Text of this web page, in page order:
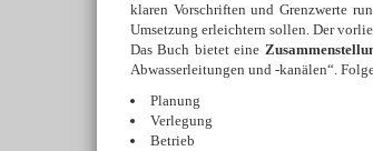
klaren Vorschriften und Grenzwerte
Umsetzung erleichtern sollen. Der
Das Buch bietet eine
Abwasserleitungen und -kanälen“.
Planung
Verlegung
Betrieb